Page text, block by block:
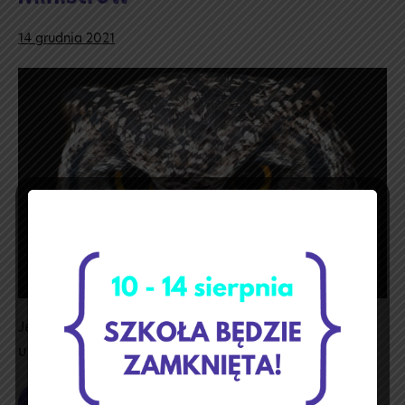
14 grudnia 2021
Prezesa
Ministrów
Jesteśmy bardzo dumni mając tak mądrych
uczniów!